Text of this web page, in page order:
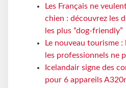
Les Français ne
chien : découvrez les
les plus “dog-friendly”
Le nouveau tourisme
les professionnels ne
Icelandair signe des
pour 6 appareils